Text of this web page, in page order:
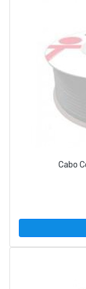
Cabo